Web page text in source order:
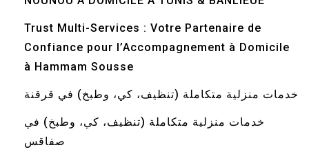
Trust Multi-Services : Votre Partenaire de
Confiance pour l’Accompagnement à Domicile
à Hammam Sousse
خدمات منزلية متكاملة (تنظيف، كي، وطبخ) في قرقنة
خدمات منزلية متكاملة (تنظيف، كي، وطبخ) في
صفاقس